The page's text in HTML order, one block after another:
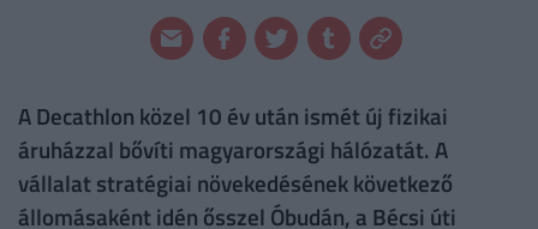
A Decathlon közel 10 év után ismét új fizikai
áruházzal bővíti magyarországi hálózatát. A
vállalat stratégiai növekedésének következő
állomásaként idén ősszel Óbudán, a Bécsi úti